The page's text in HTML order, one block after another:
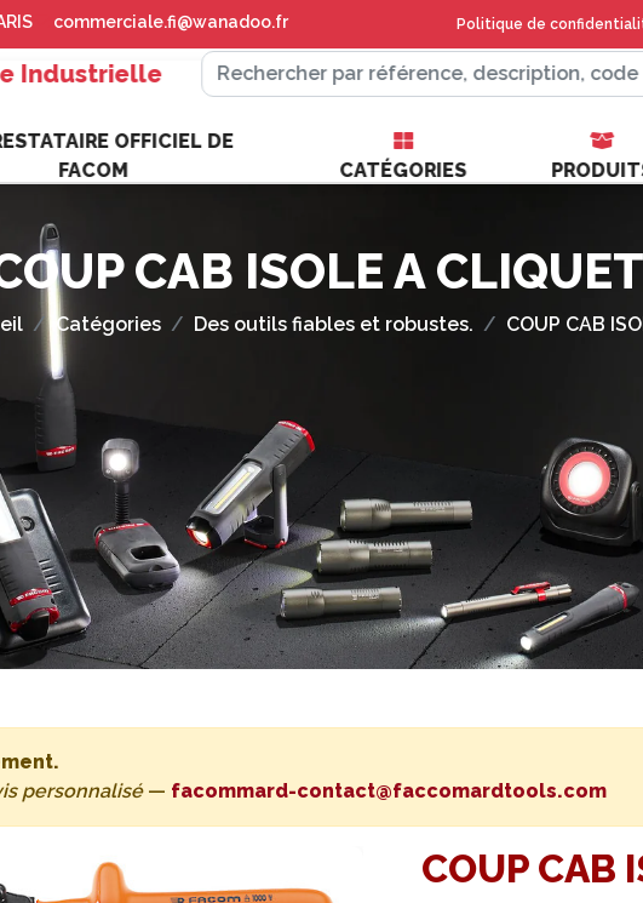
commerciale.fi@wanadoo.fr Politique de
Industrielle
OFFICIEL DE
FACOM
CATÉGORIES
CAB ISOLE A
Catégories Des outils fiables et robustes. COUP CAB
personnalisé— facommard-contact@faccomardtools.com
COUP CAB